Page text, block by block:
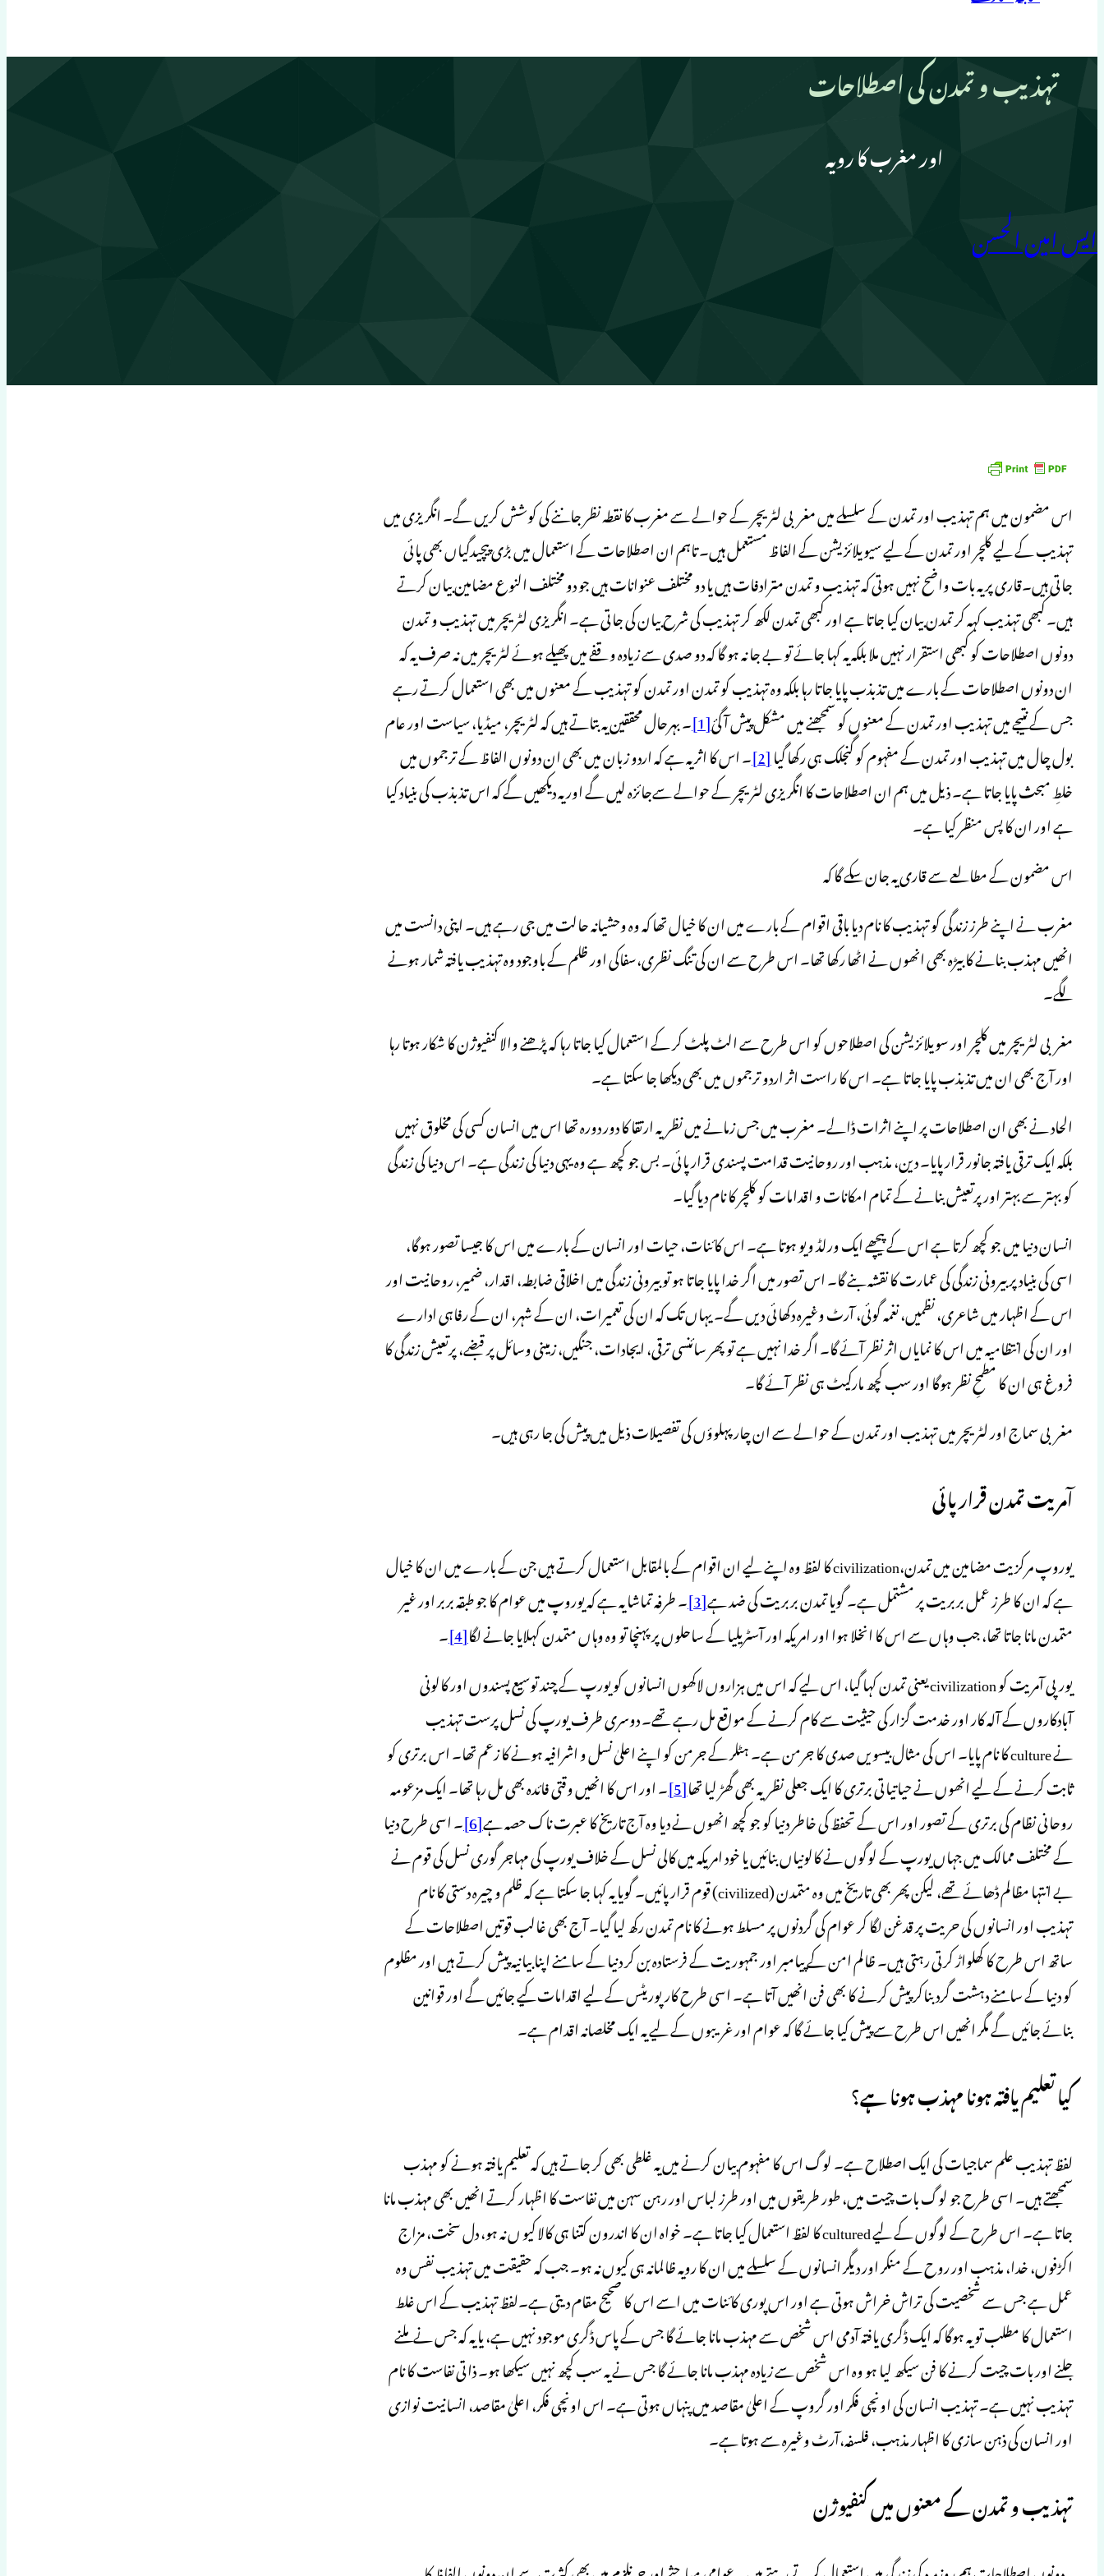
تہذیب و تمدن کی اصطلاحات
اور مغرب کا رویہ
ایس امین الحسن
اس مضمون میں ہم تہذیب اور تمدن کے سلسلے میں مغربی لٹریچر کے حوالے سے مغرب کا نقطہ نظر جاننے کی کوشش کریں گے۔ انگریزی میں
تہذیب کے لیے کلچر اور تمدن کے لیے سیویلائزیشن کے الفاظ مستعمل ہیں۔ تاہم ان اصطلاحات کے استعمال میں بڑی پیچیدگیاں بھی پائی
جاتی ہیں۔قاری پر یہ بات واضح نہیں ہوتی کہ تہذیب و تمدن مترادفات ہیں یا دو مختلف عنوانات ہیں جو دو مختلف النوع مضامین بیان کرتے
ہیں۔ کبھی تہذیب کہہ کر تمدن بیان کیا جاتا ہے اور کبھی تمدن لکھ کر تہذیب کی شرح بیان کی جاتی ہے۔ انگریزی لٹریچر میں تہذیب و تمدن
دونوں اصطلاحات کو کبھی استقرار نہیں ملا بلکہ یہ کہا جائے تو بے جا نہ ہو گا کہ دو صدی سے زیادہ وقفے میں پھیلے ہوئے لٹریچر میں نہ صرف یہ کہ
ان دونوں اصطلاحات کے بارے میں تذبذب پایا جاتا رہا بلکہ وہ تہذیب کو تمدن اور تمدن کو تہذیب کے معنوں میں بھی استعمال کرتے رہے
جس کے نتیجے میں تہذیب اور تمدن کے معنوں کو سمجھنے میں مشکل پیش آگئ[1] ۔ بہرحال محققین یہ بتاتے ہیں کہ لٹریچر، میڈیا، سیاست اور عام
بول چال میں تہذیب اور تمدن کے مفہوم کو گنجلک ہی رکھا گیا[2] ۔ اس کا اثر یہ ہے کہ اردو زبان میں بھی ان دونوں الفاظ کے ترجموں میں
خلطِ مبحث پایا جاتا ہے۔ ذیل میں ہم ان اصطلاحات کا انگریزی لٹریچر کے حوالے سےجائزہ لیں گے اور یہ دیکھیں گے کہ اس تذبذب کی بنیاد کیا
ہے اور ان کا پس منظر کیا ہے۔
اس مضمون کے مطالعے سے قاری یہ جان سکے گا کہ
مغرب نے اپنے طرز زندگی کو تہذیب کا نام دیا باقی اقوام کے بارے میں ان کا خیال تھا کہ وہ وحشیانہ حالت میں جی رہے ہیں۔ اپنی دانست میں
انھیں مہذب بنانے کا بیڑہ بھی انھوں نے اٹھا رکھا تھا۔ اس طرح سے ان کی تنگ نظری،سفاکی اور ظلم کے باوجود وہ تہذیب یافتہ شمار ہونے
لگے۔
مغربی لٹریچر میں کلچر اور سویلائزیشن کی اصطلاحوں کو اس طرح سے الٹ پلٹ کر کے استعمال کیا جاتا رہا کہ پڑھنے والا کنفیوژن کا شکار ہوتا رہا
اور آج بھی ان میں تذبذب پایا جاتا ہے۔ اس کا راست اثر اردو ترجموں میں بھی دیکھا جا سکتا ہے۔
الحاد نے بھی ان اصطلاحات پر اپنے اثرات ڈالے۔ مغرب میں جس زمانے میں نظریہ ارتقا کا دور دورہ تھا اس میں انسان کسی کی مخلوق نہیں
بلکہ ایک ترقی یافتہ جانور قرار پایا۔ دین، مذہب اور روحانیت قدامت پسندی قرار پائی۔ بس جو کچھ ہے وہ یہی دنیا کی زندگی ہے۔ اس دنیا کی زندگی
کو بہتر سے بہتر اور پرتعیش بنانے کے تمام امکانات و اقدامات کو کلچر کا نام دیا گیا۔
انسان دنیا میں جو کچھ کرتا ہے اس کے پیچھے ایک ورلڈ ویو ہوتا ہے۔ اس کائنات، حیات اور انسان کے بارے میں اس کا جیسا تصور ہوگا،
اسی کی بنیاد پر بیرونی زندگی کی عمارت کا نقشہ بنے گا۔ اس تصور میں اگر خدا پایا جاتا ہو تو بیرونی زندگی میں اخلاقی ضابطہ، اقدار، ضمیر، روحانیت اور
اس کے اظہار میں شاعری، نظمیں، نغمہ گوئی، آرٹ وغیرہ دکھائی دیں گے۔ یہاں تک کہ ان کی تعمیرات، ان کے شہر، ان کے رفاہی ادارے
اور ان کی انتظامیہ میں اس کا نمایاں اثر نظر آئے گا۔ اگر خدا نہیں ہے تو پھر سائنسی ترقی، ایجادات، جنگیں، زمینی وسائل پر قبضے، پرتعیش زندگی کا
فروغ ہی ان کا مطمحِ نظر ہوگا اور سب کچھ مارکیٹ ہی نظر آئے گا۔
مغربی سماج اور لٹریچر میں تہذیب اور تمدن کے حوالے سے ان چار پہلوؤں کی تفصیلات ذیل میں پیش کی جا رہی ہیں۔
آمریت تمدن قرار پائی
یوروپ مرکزیت مضامین میں تمدن،civilization کا لفظ وہ اپنے لیے ان اقوام کے بالمقابل استعمال کرتے ہیں جن کے بارے میں ان کا خیال
ہے کہ ان کا طرز عمل بربریت پر مشتمل ہے۔ گویا تمدن بربریت کی ضد ہے[3] ۔ طرفہ تماشا یہ ہے کہ یوروپ میں عوام کا جو طبقہ بربر اور غیر
متمدن مانا جاتا تھا، جب وہاں سے اس کا انخلا ہوا اور امریکہ اور آسٹریلیا کے ساحلوں پر پہنچا تو وہ وہاں متمدن کہلایا جانے لگا[4] ۔
یورپی آمریت کو civilization یعنی تمدن کہا گیا، اس لیے کہ اس میں ہزاروں لاکھوں انسانوں کو یورپ کے چند توسیع پسندوں اور کالونی
آبادکاروں کے آلہ کار اور خدمت گزار کی حیثیت سے کام کرنے کے مواقع مل رہے تھے۔ دوسری طرف یورپ کی نسل پرست تہذیب
نے culture کا نام پایا۔ اس کی مثال بیسویں صدی کا جرمن ہے۔ ہٹلر کے جرمن کو اپنے اعلیٰ نسل و اشرافیہ ہونے کا زعم تھا۔ اس برتری کو
ثابت کرنے کے لیے انھوں نے حیاتیاتی برتری کا ایک جعلی نظریہ بھی گھڑ لیا تھا[5] ۔ اور اس کا انھیں وقتی فائدہ بھی مل رہا تھا۔ ایک مزعومہ
روحانی نظام کی برتری کے تصور اور اس کے تحفظ کی خاطر دنیا کو جو کچھ انھوں نے دیا وہ آج تاریخ کا عبرت ناک حصہ ہے[6] ۔ اسی طرح دنیا
کے مختلف ممالک میں جہاں یورپ کے لوگوں نے کالونیاں بنائیں یا خود امریکہ میں کالی نسل کے خلاف یورپ کی مہاجر گوری نسل کی قوم نے
بے انتہا مظالم ڈھائے تھے، لیکن پھر بھی تاریخ میں وہ متمدن (civilized) قوم قرار پائیں۔ گویا یہ کہا جا سکتا ہے کہ ظلم و چیرہ دستی کا نام
تہذیب اور انسانوں کی حریت پر قدغن لگا کر عوام کی گردنوں پر مسلط ہونے کا نام تمدن رکھ لیا گیا۔ آج بھی غالب قوتیں اصطلاحات کے
ساتھ اس طرح کا کھلواڑ کرتی رہتی ہیں۔ ظالم امن کے پیامبر اور جمہوریت کے فرستادہ بن کر دنیا کے سامنے اپنا بیانیہ پیش کرتے ہیں اور مظلوم
کو دنیا کے سامنے دہشت گرد بناکر پیش کرنے کا بھی فن انھیں آتا ہے۔ اسی طرح کارپوریٹس کے لیے اقدامات کیے جائیں گے اور قوانین
بنائے جائیں گے مگر انھیں اس طرح سے پیش کیا جائے گا کہ عوام اور غریبوں کے لیے یہ ایک مخلصانہ اقدام ہے۔
کیا تعلیم یافتہ ہونا مہذب ہونا ہے؟
لفظ تہذیب علم سماجیات کی ایک اصطلاح ہے۔ لوگ اس کا مفہوم بیان کرنے میں یہ غلطی بھی کر جاتے ہیں کہ تعلیم یافتہ ہونے کو مہذب
سمجھتے ہیں۔ اسی طرح جو لوگ بات چیت میں، طور طریقوں میں اور طرز لباس اور رہن سہن میں نفاست کا اظہار کرتے انھیں بھی مہذب مانا
جاتا ہے۔ اس طرح کے لوگوں کے لیے cultured کا لفظ استعمال کیا جاتا ہے۔ خواہ ان کا اندرون کتنا ہی کالا کیو ں نہ ہو، دل سخت، مزاج
اکڑفوں، خدا، مذہب اور روح کے منکر اور دیگر انسانوں کے سلسلے میں ان کا رویہ ظالمانہ ہی کیوں نہ ہو۔ جب کہ حقیقت میں تہذیب نفس وہ
عمل ہے جس سے شخصیت کی تراش خراش ہوتی ہے اور اس پوری کائنات میں اسے اس کا صحیح مقام دیتی ہے۔لفظ تہذیب کے اس غلط
استعمال کا مطلب تو یہ ہوگا کہ ایک ڈگری یافتہ آدمی اس شخص سے مہذب مانا جائے گا جس کے پاس ڈگری موجود نہیں ہے، یا یہ کہ جس نے ملنے
جلنے اور بات چیت کرنے کا فن سیکھ لیا ہو وہ اس شخص سے زیادہ مہذب مانا جائے گا جس نے یہ سب کچھ نہیں سیکھا ہو۔ ذاتی نفاست کا نام
تہذیب نہیں ہے۔ تہذیب انسان کی اونچی فکر اور گروپ کے اعلیٰ مقاصد میں پنہاں ہوتی ہے۔ اس اونچی فکر، اعلیٰ مقاصد، انسانیت نوازی
اور انسان کی ذہن سازی کا اظہار مذہب، فلسفہ،آرٹ وغیرہ سے ہوتا ہے۔
تہذیب و تمدن کے معنوں میں کنفیوژن